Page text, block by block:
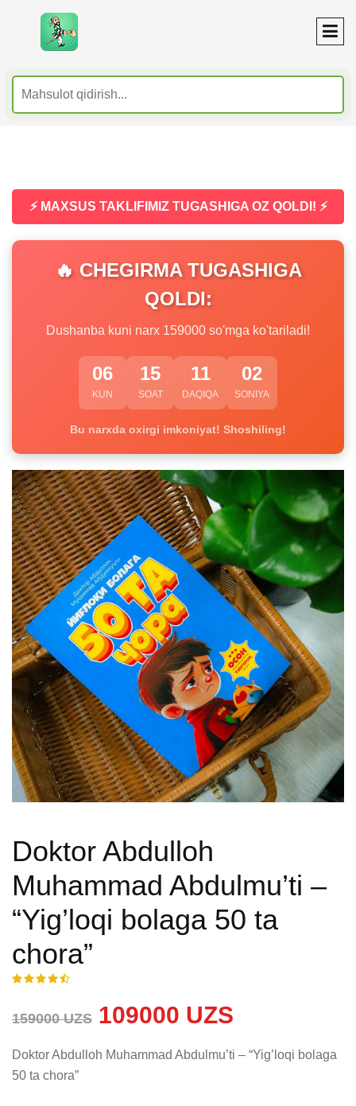
⚡ MAXSUS TAKLIFIMIZ TUGASHIGA OZ QOLDI! ⚡
🔥 CHEGIRMA TUGASHIGA
QOLDI:
Dushanba kuni narx 159000 so'mga ko'tariladi!
06
KUN
15
SOAT
11
DAQIQA
02
SONIYA
Bu narxda oxirgi imkoniyat! Shoshiling!
Doktor Abdulloh
Muhammad Abdulmu’ti –
“Yig’loqi bolaga 50 ta
chora”
159000 UZS 109000 UZS
Doktor Abdulloh Muhammad Abdulmu’ti – “Yig’loqi bolaga
50 ta chora”